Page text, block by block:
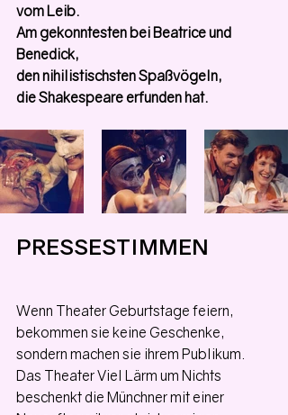
vom Leib.
Am gekonntesten bei Beatrice und
Benedick,
den nihilistischsten Spaßvögeln,
die Shakespeare erfunden hat.
PRESSESTIMMEN
Wenn Theater Geburtstage feiern,
bekommen sie keine Geschenke,
sondern machen sie ihrem Publikum.
Das Theater Viel Lärm um Nichts
beschenkt die Münchner mit einer